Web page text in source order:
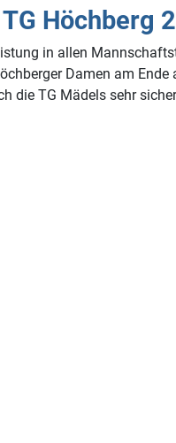
Höchberg
in allen
Damen am
die TG Mädels sehr